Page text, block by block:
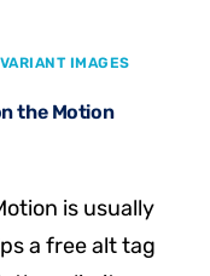
IMAGES
the Motion
is usually
a free alt tag